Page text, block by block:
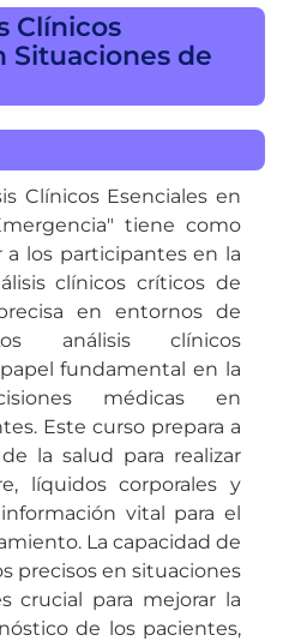
Clínicos
Situaciones de
Clínicos Esenciales en
tiene como
los participantes en la
clínicos críticos de
en entornos de
análisis clínicos
fundamental en la
médicas en
Este curso prepara a
la salud para realizar
líquidos corporales y
vital para el
La capacidad de
precisos en situaciones
crucial para mejorar la
de los pacientes,